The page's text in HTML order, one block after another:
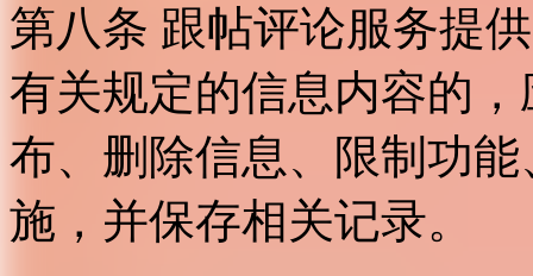
第八条 跟帖评论服务提
有关规定的信息内容的
布、删除信息、限制功
施，并保存相关记录。